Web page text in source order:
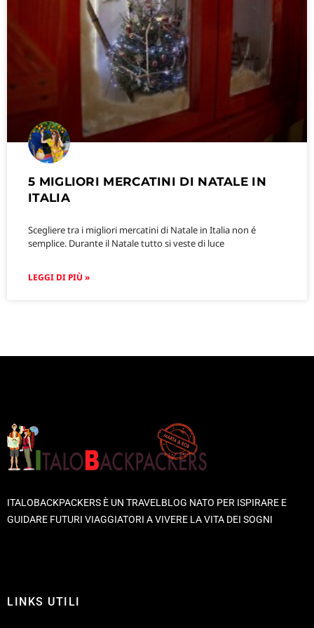
5 MIGLIORI MERCATINI DI NATALE IN
ITALIA
Scegliere tra i migliori mercatini di Natale in Italia non é
semplice. Durante il Natale tutto si veste di luce
LEGGI DI PIÙ »
ITALOBACKPACKERS È UN TRAVELBLOG NATO PER ISPIRARE E
GUIDARE FUTURI VIAGGIATORI A VIVERE LA VITA DEI SOGNI
LINKS UTILI